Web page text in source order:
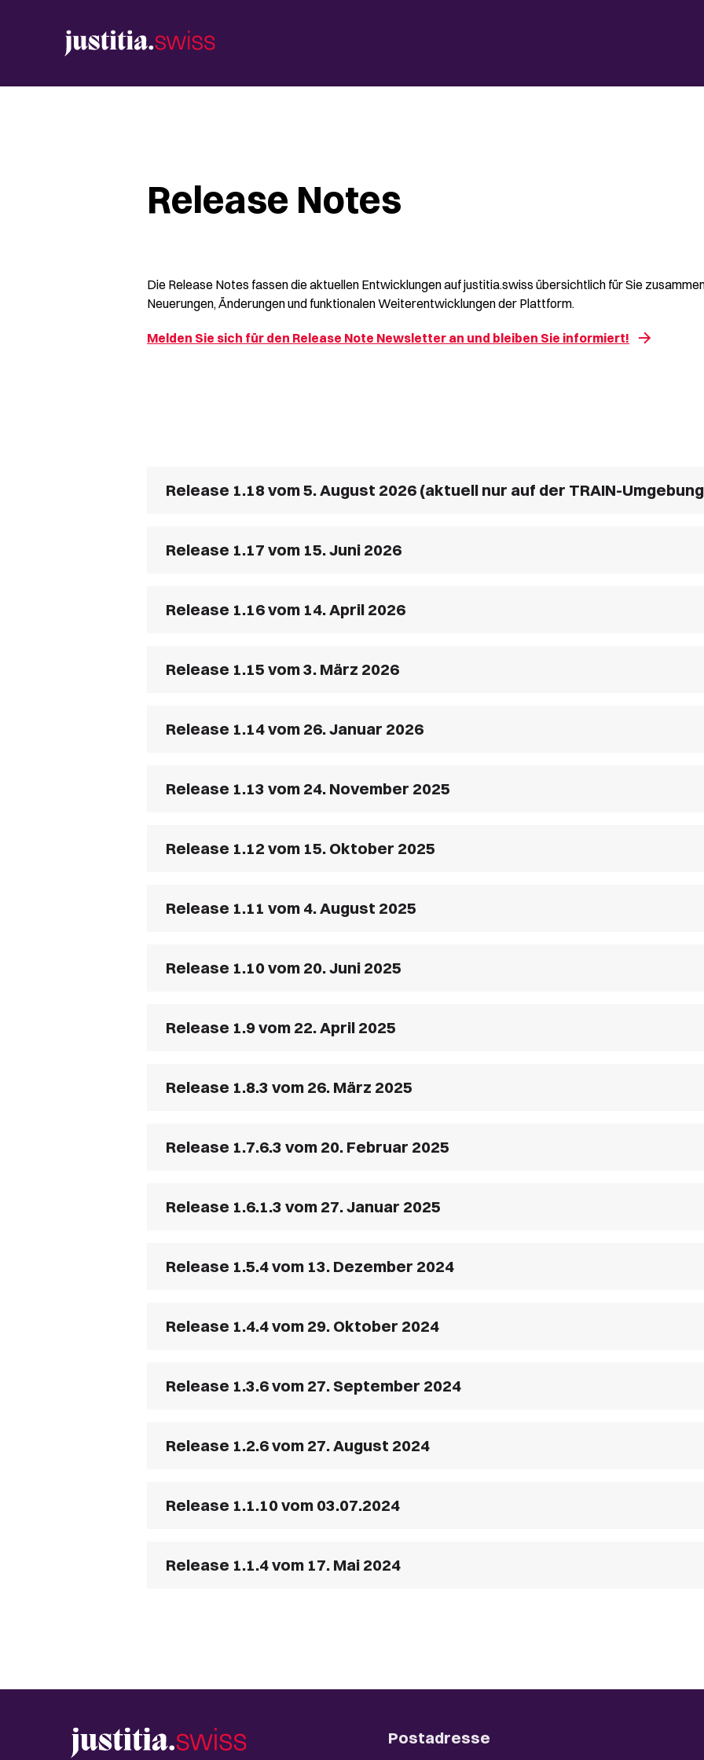
Release Notes
Die Release Notes fassen die aktuellen Entwicklungen auf justitia.swiss übersichtlich für Sie
Neuerungen, Änderungen und funktionalen Weiterentwicklungen der Plattform.
Melden Sie sich für den Release Note Newsletter an und bleiben Sie informiert!
Release 1.18 vom 5. August 2026 (aktuell nur auf der TRAIN-
Release 1.17 vom 15. Juni 2026
Release 1.16 vom 14. April 2026
Release 1.15 vom 3. März 2026
Release 1.14 vom 26. Januar 2026
Release 1.13 vom 24. November 2025
Release 1.12 vom 15. Oktober 2025
Release 1.11 vom 4. August 2025
Release 1.10 vom 20. Juni 2025
Release 1.9 vom 22. April 2025
Release 1.8.3 vom 26. März 2025
Release 1.7.6.3 vom 20. Februar 2025
Release 1.6.1.3 vom 27. Januar 2025
Release 1.5.4 vom 13. Dezember 2024
Release 1.4.4 vom 29. Oktober 2024
Release 1.3.6 vom 27. September 2024
Release 1.2.6 vom 27. August 2024
Release 1.1.10 vom 03.07.2024
Release 1.1.4 vom 17. Mai 2024
Postadresse